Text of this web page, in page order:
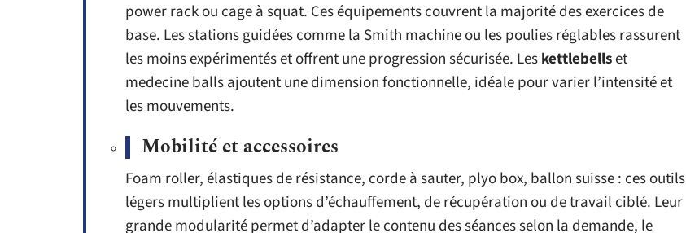
power rack ou cage à squat. Ces équipements couvrent la majorité des exercices de
base. Les stations guidées comme la Smith machine ou les poulies réglables rassurent
les moins expérimentés et offrent une progression sécurisée. Leskettlebellset
medecine balls ajoutent une dimension fonctionnelle, idéale pour varier l’intensité et
les mouvements.
Mobilité et accessoires
Foam roller, élastiques de résistance, corde à sauter, plyo box, ballon suisse : ces outils
légers multiplient les options d’échauffement, de récupération ou de travail ciblé. Leur
grande modularité permet d’adapter le contenu des séances selon la demande, le